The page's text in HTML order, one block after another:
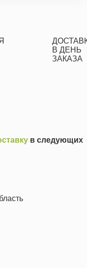
В ДЕНЬ
ЗАКАЗА
в следующих